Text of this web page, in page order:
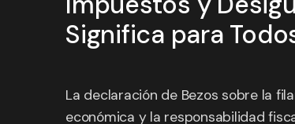
Significa para
La declaración de Bezos sobre la
económica y la responsabilidad